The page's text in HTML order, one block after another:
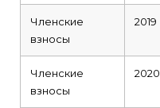
Членские
взносы
2019
Членские
взносы
2020